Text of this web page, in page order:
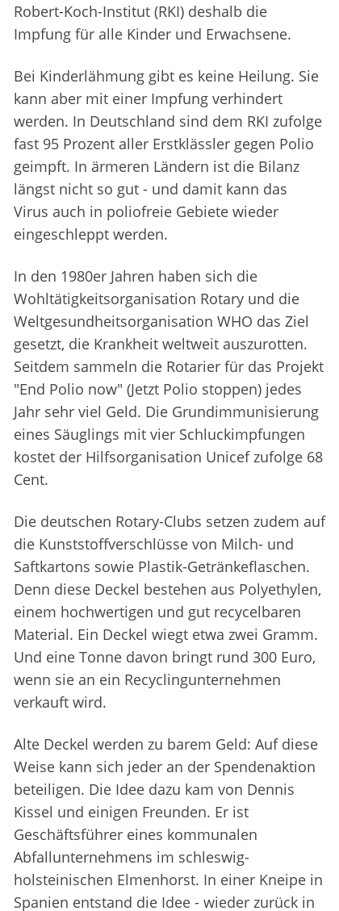
Robert-Koch-Institut (RKI) deshalb die
Impfung für alle Kinder und Erwachsene.
Bei Kinderlähmung gibt es keine Heilung. Sie
kann aber mit einer Impfung verhindert
werden. In Deutschland sind dem RKI zufolge
fast 95 Prozent aller Erstklässler gegen Polio
geimpft. In ärmeren Ländern ist die Bilanz
längst nicht so gut - und damit kann das
Virus auch in poliofreie Gebiete wieder
eingeschleppt werden.
In den 1980er Jahren haben sich die
Wohltätigkeitsorganisation Rotary und die
Weltgesundheitsorganisation WHO das Ziel
gesetzt, die Krankheit weltweit auszurotten.
Seitdem sammeln die Rotarier für das Projekt
"End Polio now" (Jetzt Polio stoppen) jedes
Jahr sehr viel Geld. Die Grundimmunisierung
eines Säuglings mit vier Schluckimpfungen
kostet der Hilfsorganisation Unicef zufolge 68
Cent.
Die deutschen Rotary-Clubs setzen zudem auf
die Kunststoffverschlüsse von Milch- und
Saftkartons sowie Plastik-Getränkeflaschen.
Denn diese Deckel bestehen aus Polyethylen,
einem hochwertigen und gut recycelbaren
Material. Ein Deckel wiegt etwa zwei Gramm.
Und eine Tonne davon bringt rund 300 Euro,
wenn sie an ein Recyclingunternehmen
verkauft wird.
Alte Deckel werden zu barem Geld: Auf diese
Weise kann sich jeder an der Spendenaktion
beteiligen. Die Idee dazu kam von Dennis
Kissel und einigen Freunden. Er ist
Geschäftsführer eines kommunalen
Abfallunternehmens im schleswig-
holsteinischen Elmenhorst. In einer Kneipe in
Spanien entstand die Idee - wieder zurück in